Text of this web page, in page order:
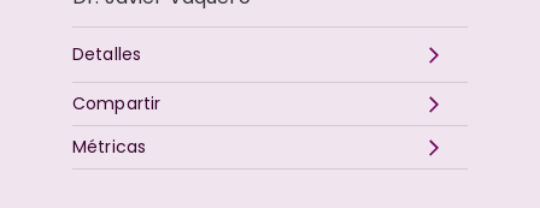
Detalles
Métricas
Compartir